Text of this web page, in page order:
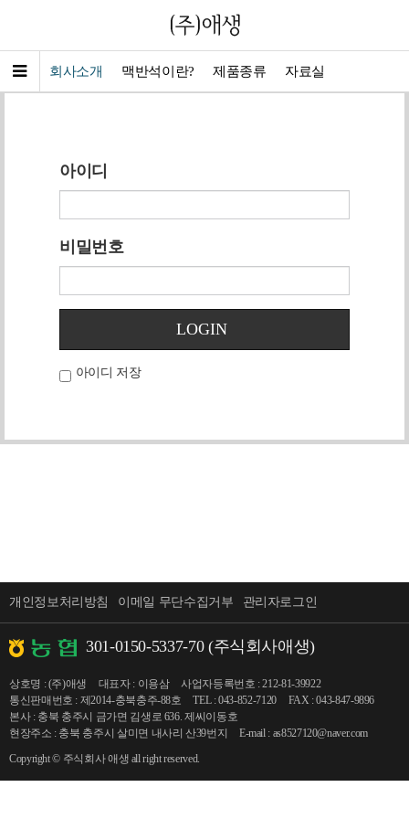
회사소개 맥반석이란? 제품종류 자료실
로그인
아이디
비밀번호
LOGIN
아이디 저장
개인정보처리방침 이메일 무단수집거부 관리자로그인
301-0150-5337-70 (주식회사애생)
상호명 : (주)애생 대표자 : 이용삼
사업자등록번호 : 212-81-39922
통신판매번호 : 제2014-충북충주-88호
TEL : 043-852-7120
FAX : 043-847-9896
본사 : 충북 충주시 금가면 김생로 636. 제씨이동호
현장주소 : 충북 충주시 살미면 내사리 산39번지
E-mail : as8527120@naver.com
Copyright © 주식회사 애생 all right reserved.